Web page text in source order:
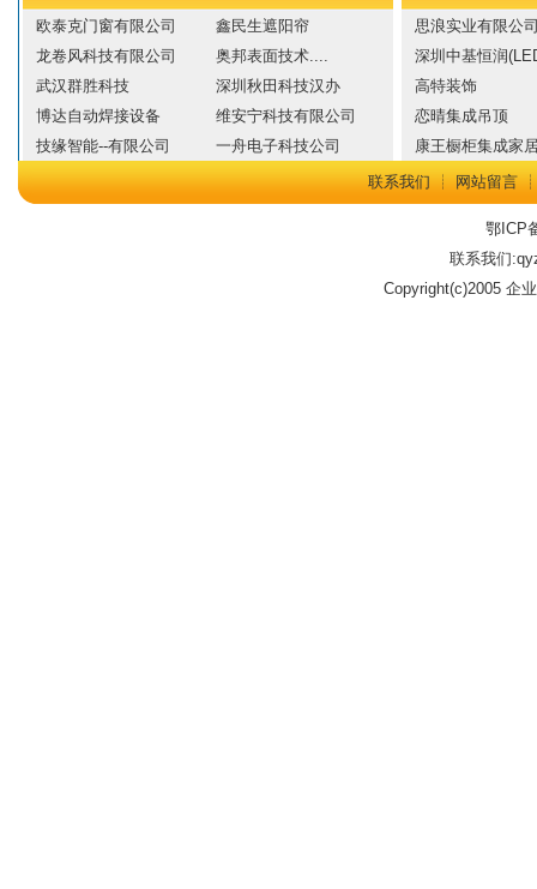
欧泰克门窗有限公司
龙卷风科技有限公司
武汉群胜科技
博达自动焊接设备
技缘智能--有限公司
鑫民生遮阳帘
奥邦表面技术....
深圳秋田科技汉办
维安宁科技有限公司
一舟电子科技公司
思浪实业有限公
深圳中基恒润
高特装饰
恋晴集成吊顶
康王橱柜集成家
联系我们 ┊ 网站留言
鄂ICP
联系我们
Copyright(c)2005 企